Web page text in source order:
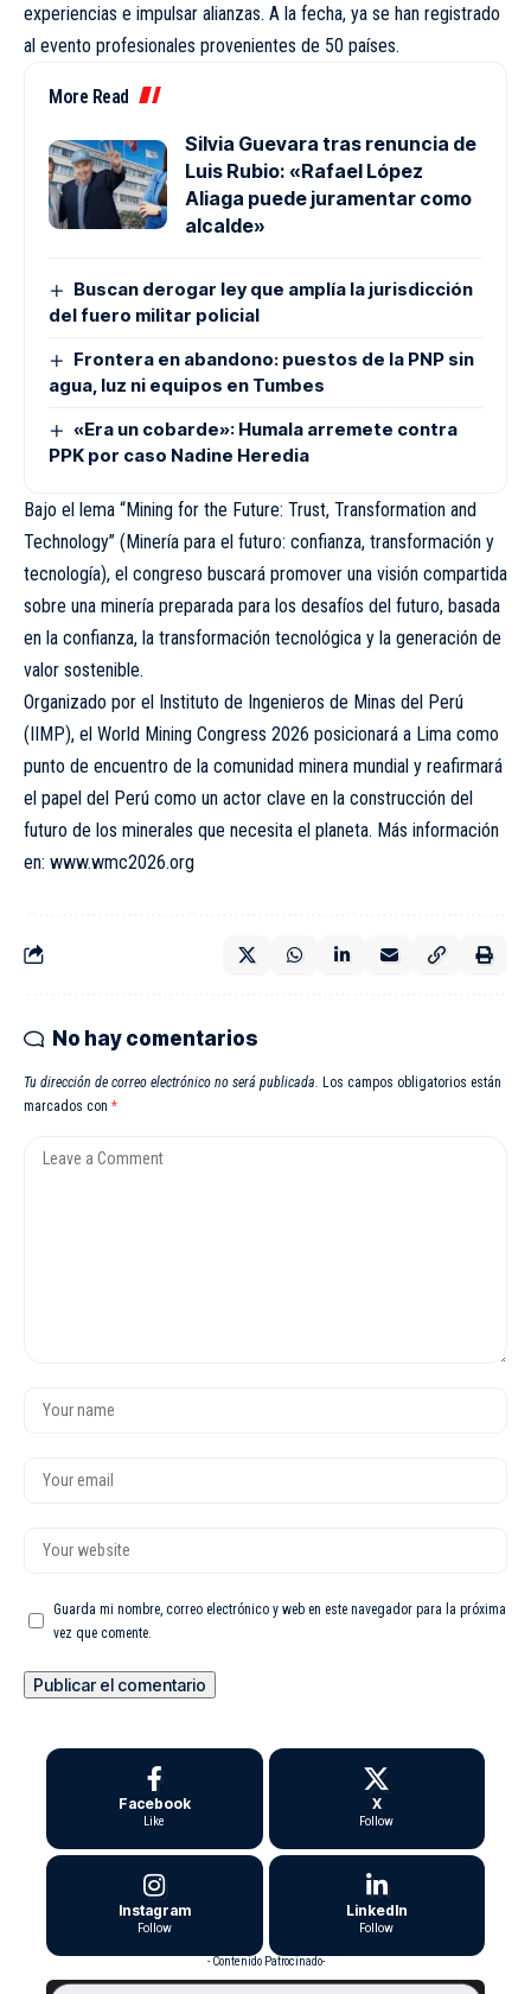
experiencias e impulsar alianzas. A la fecha, ya se han registrado
al evento profesionales provenientes de 50 países.
More Read
Silvia Guevara tras renuncia de
Luis Rubio: «Rafael López
Aliaga puede juramentar como
alcalde»
Buscan derogar ley que amplía la jurisdicción
del fuero militar policial
Frontera en abandono: puestos de la PNP sin
agua, luz ni equipos en Tumbes
«Era un cobarde»: Humala arremete contra
PPK por caso Nadine Heredia
Bajo el lema “Mining for the Future: Trust, Transformation and
Technology” (Minería para el futuro: confianza, transformación y
tecnología), el congreso buscará promover una visión compartida
sobre una minería preparada para los desafíos del futuro, basada
en la confianza, la transformación tecnológica y la generación de
valor sostenible.
Organizado por el Instituto de Ingenieros de Minas del Perú
(IIMP), el World Mining Congress 2026 posicionará a Lima como
punto de encuentro de la comunidad minera mundial y reafirmará
el papel del Perú como un actor clave en la construcción del
futuro de los minerales que necesita el planeta. Más información
en: www.wmc2026.org
No hay comentarios
Tu dirección de correo electrónico no será publicada. Los campos obligatorios están
marcados con *
Guarda mi nombre, correo electrónico y web en este navegador para la próxima
vez que comente.
Facebook
Like
X
Follow
Instagram
Follow
LinkedIn
Follow
- Contenido Patrocinado-